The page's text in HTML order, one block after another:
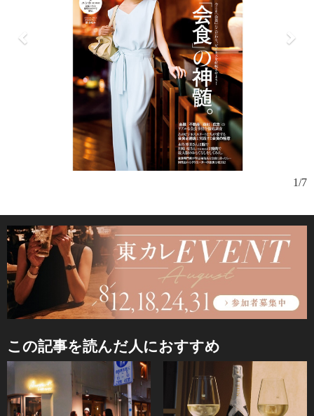
1/7
この記事を読んだ人におすすめ